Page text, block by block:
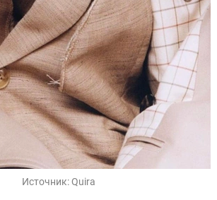
Источник:Quira